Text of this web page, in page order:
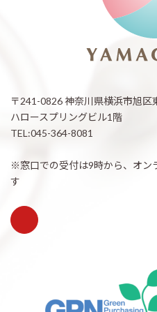
〒241-0826 神奈川県横浜市旭区
ハロースプリングビル1階
TEL:045-364-8081
※窓口での受付は9時から、オン
す